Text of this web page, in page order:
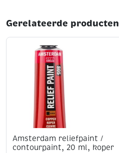
Gerelateerde producten
Amsterdam reliefpaint /
contourpaint, 20 ml, koper